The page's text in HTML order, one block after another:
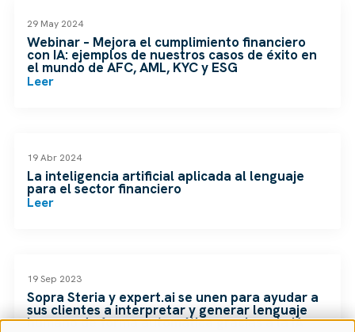
RECURSOS
29 May 2024
Webinar – Mejora el cumplimiento financiero
con IA: ejemplos de nuestros casos de éxito en
el mundo de AFC, AML, KYC y ESG
Leer
RECURSOS
19 Abr 2024
La inteligencia artificial aplicada al lenguaje
para el sector financiero
Leer
NOTICIAS
19 Sep 2023
Sopra Steria y expert.ai se unen para ayudar a
sus clientes a interpretar y generar lenguaje
humano de forma automática gracias a la IA